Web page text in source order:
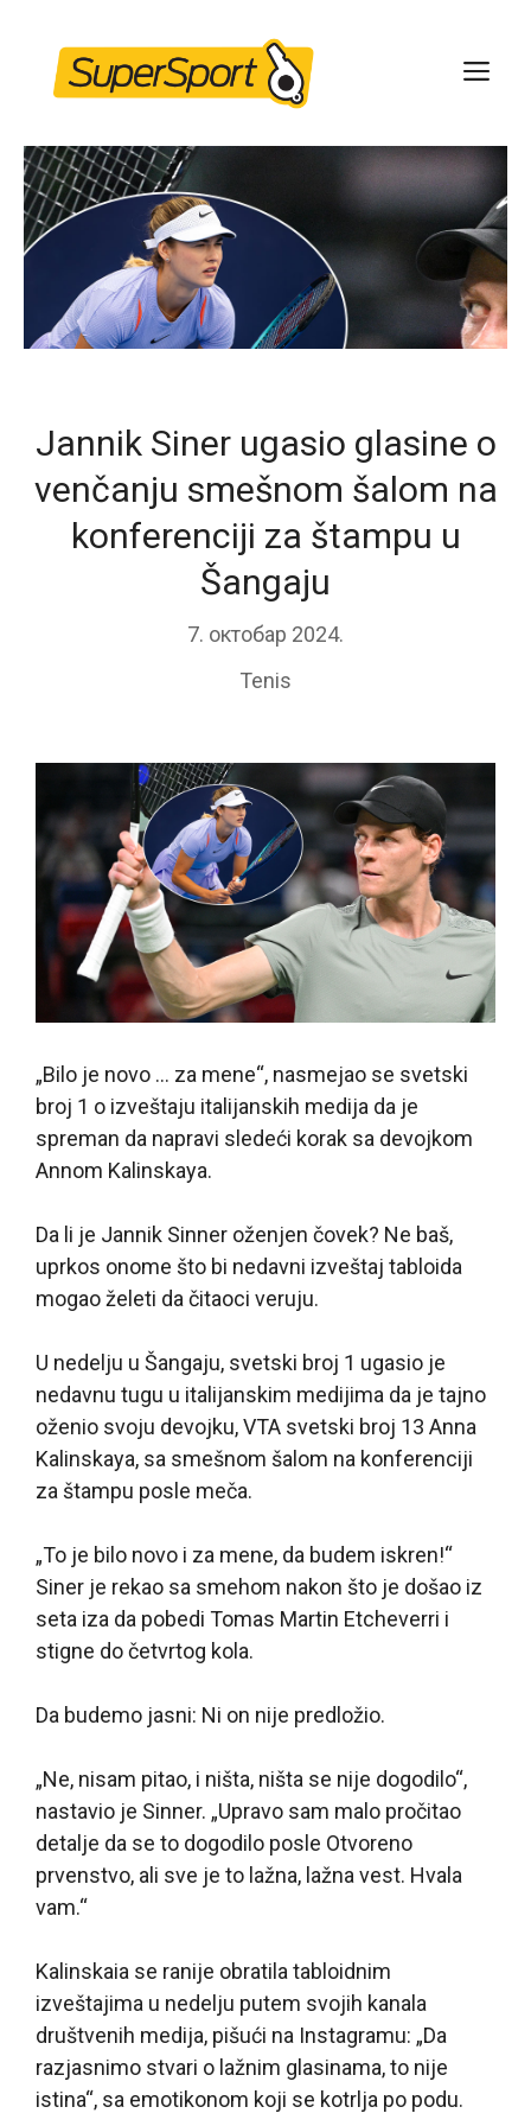
content
Jannik Siner ugasio glasine o
venčanju smešnom šalom na
konferenciji za štampu u
Šangaju
7. октобар 2024.
Tenis
„Bilo je novo … za mene“, nasmejao se svetski
broj 1 o izveštaju italijanskih medija da je
spreman da napravi sledeći korak sa devojkom
Annom Kalinskaya.
Da li je Jannik Sinner oženjen čovek? Ne baš,
uprkos onome što bi nedavni izveštaj tabloida
mogao želeti da čitaoci veruju.
U nedelju u Šangaju, svetski broj 1 ugasio je
nedavnu tugu u italijanskim medijima da je tajno
oženio svoju devojku, VTA svetski broj 13 Anna
Kalinskaya, sa smešnom šalom na konferenciji
za štampu posle meča.
„To je bilo novo i za mene, da budem iskren!“
Siner je rekao sa smehom nakon što je došao iz
seta iza da pobedi Tomas Martin Etcheverri i
stigne do četvrtog kola.
Da budemo jasni: Ni on nije predložio.
„Ne, nisam pitao, i ništa, ništa se nije dogodilo“,
nastavio je Sinner. „Upravo sam malo pročitao
detalje da se to dogodilo posle Otvoreno
prvenstvo, ali sve je to lažna, lažna vest. Hvala
vam.“
Kalinskaia se ranije obratila tabloidnim
izveštajima u nedelju putem svojih kanala
društvenih medija, pišući na Instagramu: „Da
razjasnimo stvari o lažnim glasinama, to nije
istina“, sa emotikonom koji se kotrlja po podu.